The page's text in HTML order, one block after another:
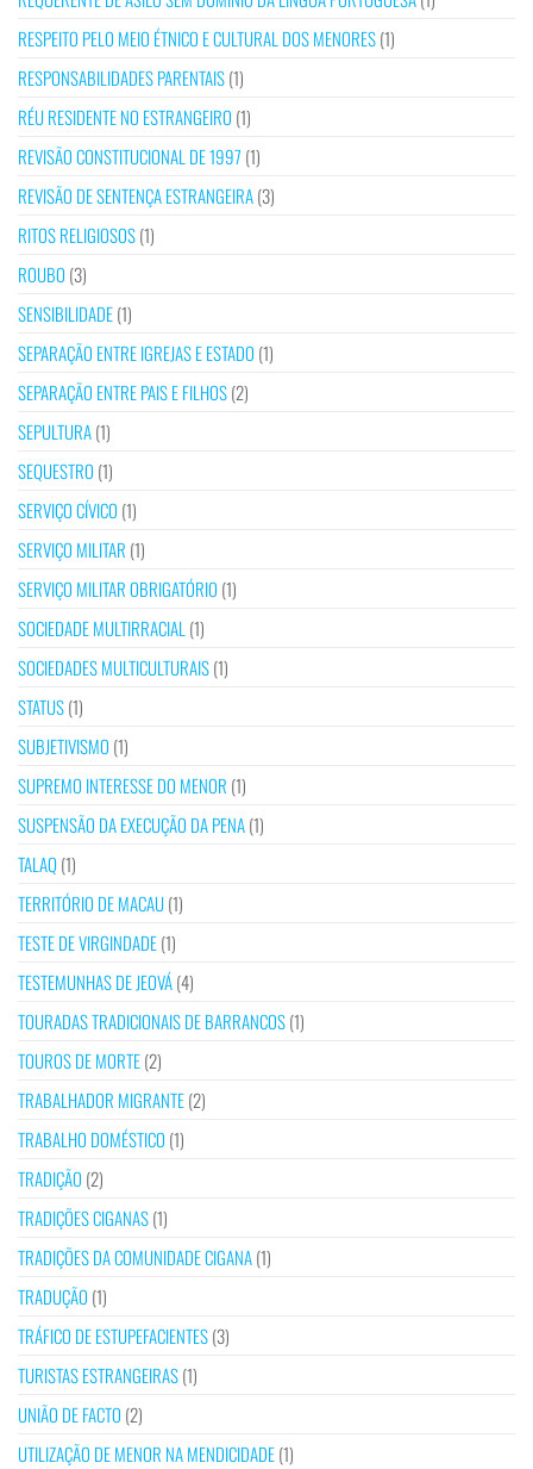
RESPEITO PELO MEIO ÉTNICO E CULTURAL DOS MENORES(1)
RESPONSABILIDADES PARENTAIS(1)
RÉU RESIDENTE NO ESTRANGEIRO (1)
REVISÃO CONSTITUCIONAL DE 1997 (1)
REVISÃO DE SENTENÇA ESTRANGEIRA(3)
RITOS RELIGIOSOS(1)
ROUBO (3)
SENSIBILIDADE(1)
SEPARAÇÃO ENTRE IGREJAS E ESTADO (1)
SEPARAÇÃO ENTRE PAIS E FILHOS(2)
SEPULTURA(1)
SEQUESTRO (1)
SERVIÇO CÍVICO (1)
SERVIÇO MILITAR (1)
SERVIÇO MILITAR OBRIGATÓRIO (1)
SOCIEDADE MULTIRRACIAL (1)
SOCIEDADES MULTICULTURAIS(1)
STATUS(1)
SUBJETIVISMO (1)
SUPREMO INTERESSE DO MENOR (1)
SUSPENSÃO DA EXECUÇÃO DA PENA(1)
TALAQ(1)
TERRITÓRIO DE MACAU(1)
TESTE DE VIRGINDADE(1)
TESTEMUNHAS DE JEOVÁ(4)
TOURADAS TRADICIONAIS DE BARRANCOS(1)
TOUROS DE MORTE(2)
TRABALHADOR MIGRANTE(2)
TRABALHO DOMÉSTICO (1)
TRADIÇÃO (2)
TRADIÇÕES CIGANAS(1)
TRADIÇÕES DA COMUNIDADE CIGANA(1)
TRADUÇÃO (1)
TRÁFICO DE ESTUPEFACIENTES(3)
TURISTAS ESTRANGEIRAS(1)
UNIÃO DE FACTO (2)
UTILIZAÇÃO DE MENOR NA MENDICIDADE(1)